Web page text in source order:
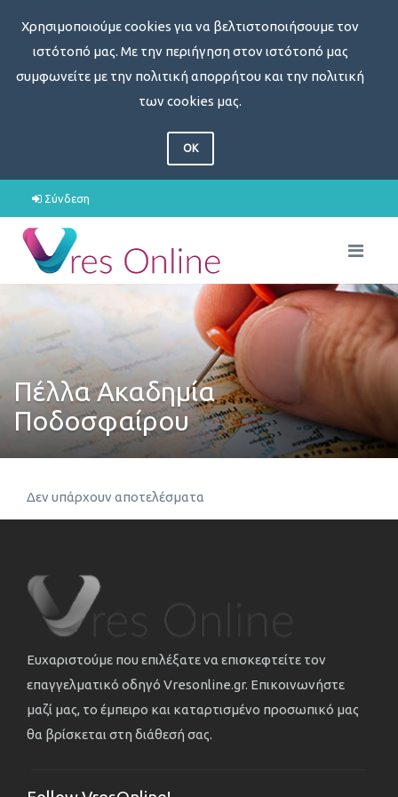
Χρησιμοποιούμε cookies για να βελτιστοποιήσουμε τον
ιστότοπό μας. Με την περιήγηση στον ιστότοπό μας
συμφωνείτε με την πολιτική απορρήτου και την πολιτική
των cookies μας.
OK
Σύνδεση
Πέλλα Ακαδημία
Ποδοσφαίρου
Δεν υπάρχουν αποτελέσματα
Ευχαριστούμε που επιλέξατε να επισκεφτείτε τον
επαγγελματικό οδηγό Vresonline.gr. Επικοινωνήστε
μαζί μας, το έμπειρο και καταρτισμένο προσωπικό μας
θα βρίσκεται στη διάθεσή σας.